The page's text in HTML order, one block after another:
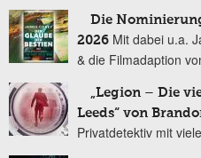
Die
2026 Mit dabei u.a.
& die Filmadaption
„Legion – Die
Leeds“ von
Privatdetektiv mit